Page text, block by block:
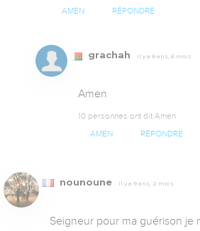
AMEN RÉPONDRE
grachah Il y a 8 ans, 6 mois
Amen
10 personnes ont dit Amen
AMEN RÉPONDRE
nounoune Il y a 9 ans, 2 mois
Seigneur pour ma guérison je